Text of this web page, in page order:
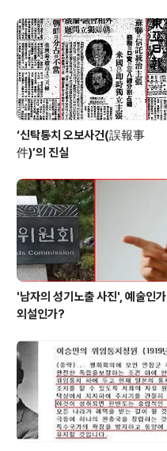
‘신탁통치 오보사건(誤報事
件)’의 진실
'남자의 성기노출 사진', 예술인가
외설인가?